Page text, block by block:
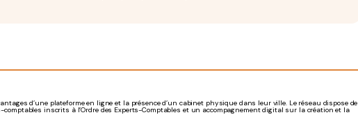
d’une plateforme en ligne et la présence d’un cabinet physique dans leur ville. Le réseau dispose de
comptables inscrits à l’Ordre des Experts-Comptables et un accompagnement digital sur la création et la